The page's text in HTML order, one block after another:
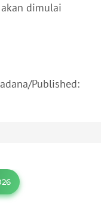
dimulai
Published: